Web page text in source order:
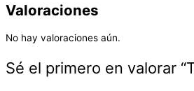
Valoraciones
No hay valoraciones aún.
Sé el primero en valorar